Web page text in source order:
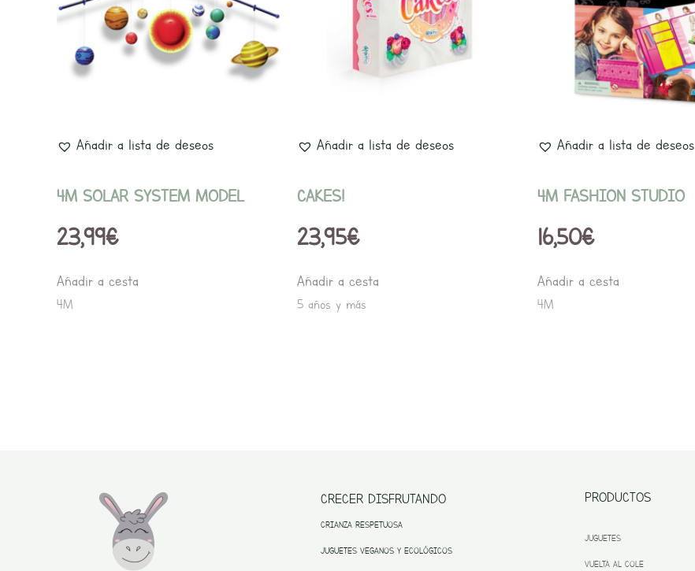
Añadir a lista de deseos
4M SOLAR SYSTEM MODEL
23,99€
Añadir a cesta
4M
Añadir a lista de deseos
CAKES!
23,95€
Añadir a cesta
5 años y más
Añadir a lista de deseos
4M FASHION STUDIO
16,50€
Añadir a cesta
4M
CRECER DISFRUTANDO
CRIANZA RESPETUOSA
JUGUETES VEGANOS Y ECOLÓGICOS
PRODUCTOS
JUGUETES
VUELTA AL COLE